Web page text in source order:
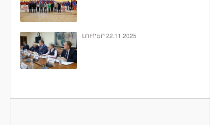
ԼՈՒՐԵՐ 22.11.2025